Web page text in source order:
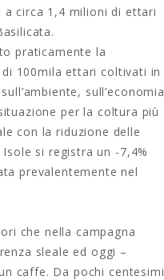
circa 1,4 milioni di ettari
praticamente la
100mila ettari coltivati in
sull’economia
per la coltura più
con la riduzione delle
si registra un -7,4%
prevalentemente nel
che nella campagna
sleale ed oggi –
caffe. Da pochi centesimi